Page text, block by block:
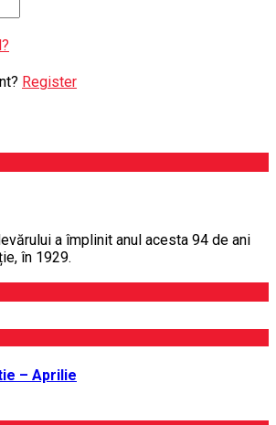
Register
a împlinit anul acesta 94 de ani
în 1929.
– Aprilie